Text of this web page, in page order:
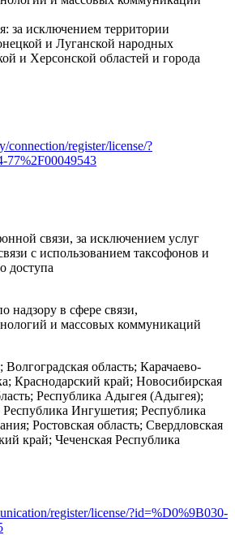
за исключением территории
и Луганской народных
и Херсонской областей и города
connection/register/license/?
77%2F00049543
связи, за исключением услуг
с использованием таксофонов и
доступа
надзору в сфере связи,
и массовых коммуникаций
Волгоградская область; Карачаево-
Краснодарский край; Новосибирская
Республика Адыгея (Адыгея);
Республика Ингушетия; Республика
Ростовская область; Свердловская
край; Чеченская Республика
register/license/?id=%D0%9B030-